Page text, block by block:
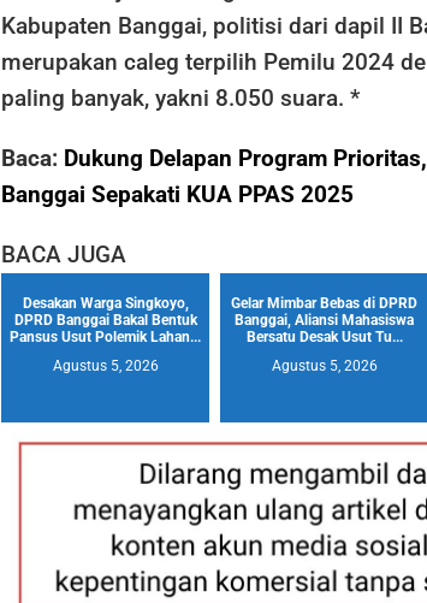
Kabupaten Banggai, politisi dari dapil II
merupakan caleg terpilih Pemilu 2024
paling banyak, yakni 8.050 suara. *
Baca: Dukung Delapan Program
Banggai Sepakati KUA PPAS 2025
BACA JUGA
Desakan Warga Singkoyo,
DPRD Banggai Bakal Bentuk
Pansus Usut Polemik Lahan...
Agustus 5, 2026
Gelar Mimbar Bebas di DPRD
Banggai, Aliansi Mahasiswa
Bersatu Desak Usut Tu...
Agustus 5, 2026